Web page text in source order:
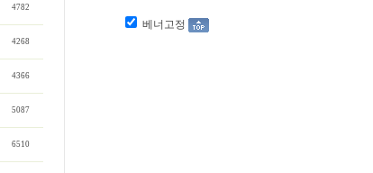
4782
4268
4366
5087
6510
베너고정